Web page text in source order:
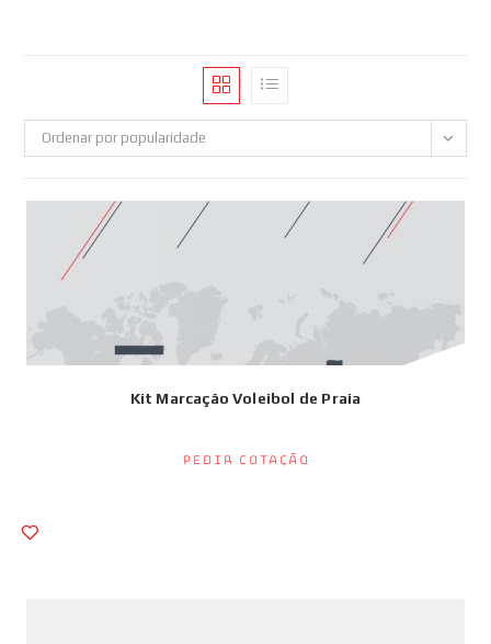
Ordenar por popularidade
Kit Marcação Voleibol de Praia
Pedir Cotação